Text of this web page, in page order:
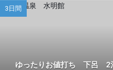
3日間
ゆったりお値打ち 下呂